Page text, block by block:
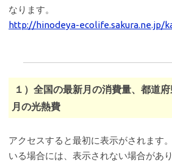
なります。
http://hinodeya-ecolife.sakura.ne.jp/
１）全国の最新月の消費量、都道
月の光熱費
アクセスすると最初に表示がされます
いる場合には、表示されない場合があ